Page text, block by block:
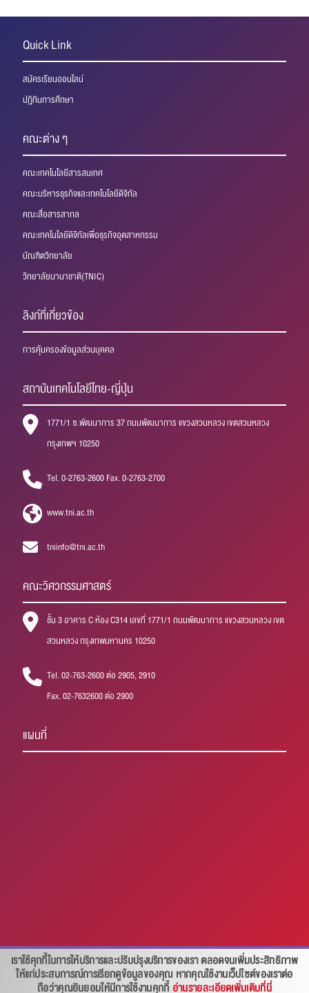
Quick Link
สมัครเรียนออนไลน์
ปฏิทินการศึกษา
คณะต่าง ๆ
คณะเทคโนโลยีสารสนเทศ
คณะบริหารธุรกิจและเทคโนโลยีดิจิทัล
คณะสื่อสารสากล
คณะเทคโนโลยีดิจิทัลเพื่อธุรกิจอุตสาหกรรม
บัณฑิตวิทยาลัย
วิทยาลัยนานาชาติ(TNIC)
ลิงก์ที่เกี่ยวข้อง
การคุ้มครองข้อมูลส่วนบุคคล
สถาบันเทคโนโลยีไทย-ญี่ปุ่น
1771/1 ซ.พัฒนาการ 37 ถนนพัฒนาการ แขวงสวนหลวง เขตสวนหลวง
กรุงเทพฯ 10250
Tel. 0-2763-2600 Fax. 0-2763-2700
www.tni.ac.th
tniinfo@tni.ac.th
คณะวิศวกรรมศาสตร์
ชั้น 3 อาคาร C ห้อง C314 เลขที่ 1771/1 ถนนพัฒนาการ แขวงสวนหลวง เขต
สวนหลวง กรุงเทพมหานคร 10250
Tel. 02-763-2600 ต่อ 2905, 2910
Fax. 02-7632600 ต่อ 2900
แผนที่
เราใช้คุกกี้ในการให้บริการและปรับปรุงบริการของเรา ตลอดจนเพิ่มประสิทธิภาพ
ให้แก่ประสบการณ์การเรียกดูข้อมูลของคุณ หากคุณใช้งานเว็ปไซต์ของเราต่อ
ถือว่าคุณยินยอมให้มีการใช้งานคุกกี้ อ่านรายละเอียดเพิ่มเติมที่นี่
สอบถาม คลิก